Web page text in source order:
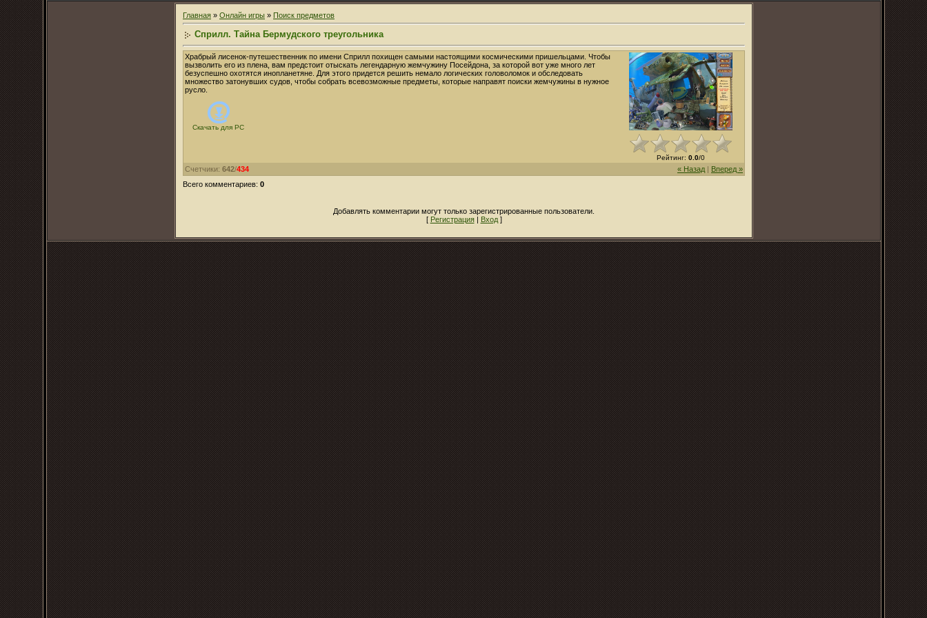
Главная » Онлайн игры » Поиск предметов
Сприлл. Тайна Бермудского треугольника
Храбрый лисенок-путешественник по имени Сприлл похищен самыми настоящими космическими пришельцами. Чтобы
вызволить его из плена, вам предстоит отыскать легендарную жемчужину Посейдона, за которой вот уже много лет
безуспешно охотятся инопланетяне. Для этого придется решить немало логических головоломок и обследовать
множество затонувших судов, чтобы собрать всевозможные предметы, которые направят поиски жемчужины в нужное
русло.
Скачать для PC
Рейтинг: 0.0/0
« Назад Вперед »
Счетчики: 642/434
Всего комментариев: 0
Добавлять комментарии могут только зарегистрированные пользователи.
[ Регистрация| Вход]